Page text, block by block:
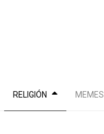
RELIGIÓN MEMES